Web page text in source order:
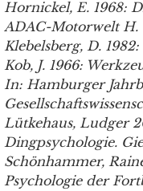
Hornickel, E. 1968:
ADAC-Motorwelt H.
Klebelsberg, D.
Kob, J. 1966:
In: Hamburger
Lütkehaus, Ludger
Dingpsychologie.
Schönhammer,
Psychologie der